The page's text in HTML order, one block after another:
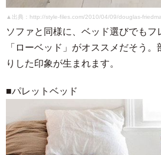
▲出典：http://style-files.com/2010/04/09/douglas-
ソファと同様に、ベッド選びでもフ
「ローベッド」がオススメだそう
りした印象が生まれます。
■パレットベッド